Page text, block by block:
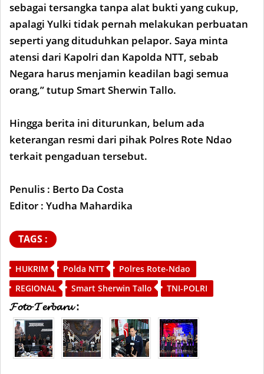
sebagai tersangka tanpa alat bukti yang cukup,
apalagi Yulki tidak pernah melakukan perbuatan
seperti yang dituduhkan pelapor. Saya minta
atensi dari Kapolri dan Kapolda NTT, sebab
Negara harus menjamin keadilan bagi semua
orang,” tutup Smart Sherwin Tallo.
Hingga berita ini diturunkan, belum ada
keterangan resmi dari pihak Polres Rote Ndao
terkait pengaduan tersebut.
Penulis : Berto Da Costa
Editor : Yudha Mahardika
TAGS :
HUKRIM Polda NTT
Polres Rote-Ndao
REGIONAL
Smart Sherwin Tallo TNI-POLRI
𝓕𝓸𝓽𝓸 𝓣𝓮𝓻𝓫𝓪𝓻𝓾 :